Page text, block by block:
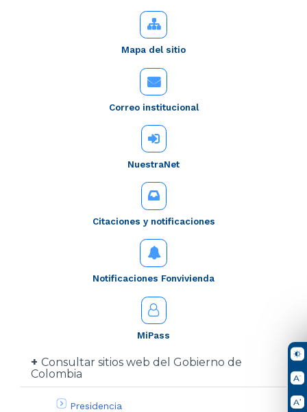
Mapa del sitio
Correo institucional
NuestraNet
Citaciones y notificaciones
Notificaciones Fonvivienda
MiPass
Consultar sitios web del Gobierno de
Colombia
Presidencia